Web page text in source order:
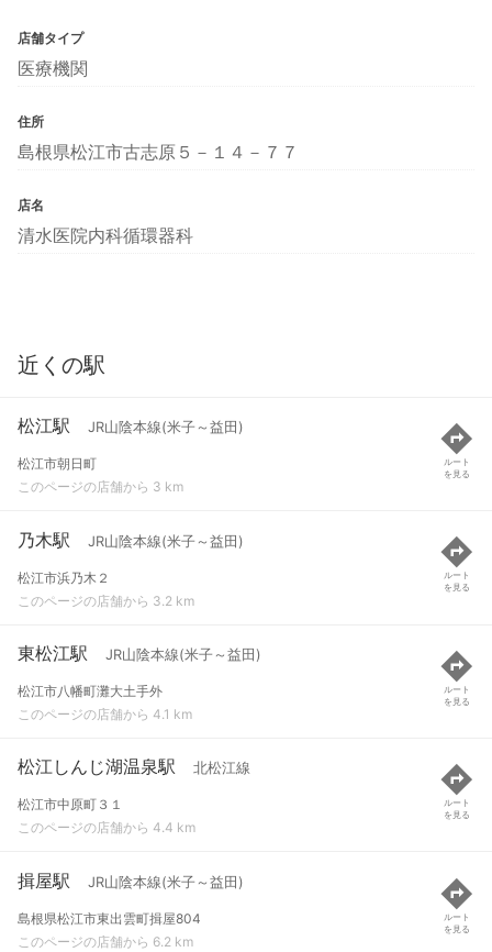
店舗タイプ
医療機関
住所
島根県松江市古志原５－１４－７７
店名
清水医院内科循環器科
近くの駅
松江駅 JR山陰本線(米子～益田)
松江市朝日町
このページの店舗から 3 km
ルート
を見る
乃木駅 JR山陰本線(米子～益田)
松江市浜乃木２
このページの店舗から 3.2 km
ルート
を見る
東松江駅 JR山陰本線(米子～益田)
松江市八幡町灘大土手外
このページの店舗から 4.1 km
ルート
を見る
松江しんじ湖温泉駅 北松江線
松江市中原町３１
このページの店舗から 4.4 km
ルート
を見る
揖屋駅 JR山陰本線(米子～益田)
島根県松江市東出雲町揖屋804
このページの店舗から 6.2 km
ルート
を見る